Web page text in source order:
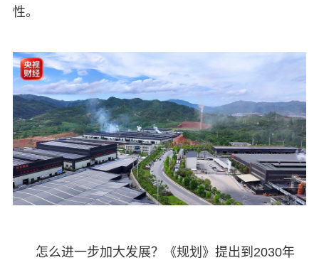
性。
怎么进一步加大发展？《规划》提出到2030年